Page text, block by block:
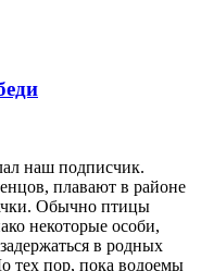
наш подписчик.
плавают в районе
Обычно птицы
некоторые особи,
в родных
тех пор, пока водоемы